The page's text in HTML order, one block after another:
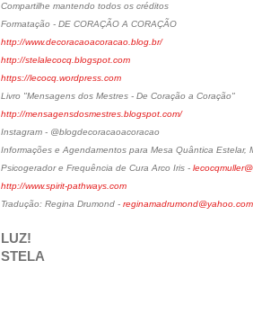
Compartilhe mantendo todos os créditos
Formatação - DE CORAÇÃO A CORAÇÃO
http://www.decoracaoacoracao.blog.br/
http://stelalecocq.blogspot.com
https://lecocq.wordpress.com
Livro "Mensagens dos Mestres - De Coração a Coração"
http://mensagensdosmestres.blogspot.com/
Instagram - @blogdecoracaoacoracao
Informações e Agendamentos para Mesa Quântica Estelar,
Psicogerador e Frequência de Cura Arco Iris -
http://www.spirit-pathways.com
Tradução: Regina Drumond -
LUZ!
STELA